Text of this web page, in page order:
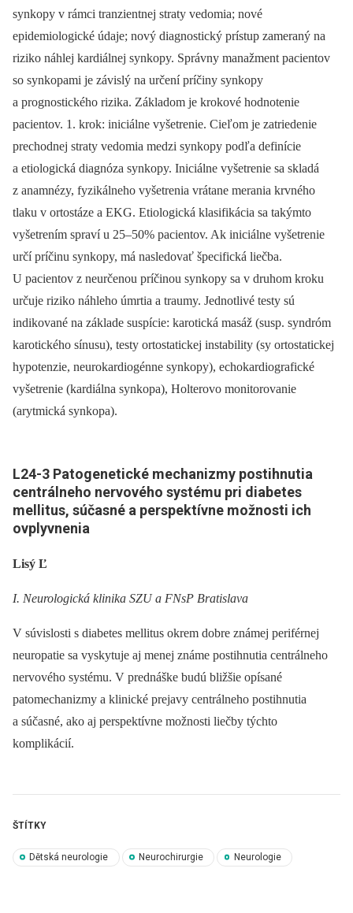
synkopy v rámci tranzientnej straty vedomia; nové
epidemiologické údaje; nový diagnostický prístup zameraný na
riziko náhlej kardiálnej synkopy. Správny manažment pacientov
so synkopami je závislý na určení príčiny synkopy
a prognostického rizika. Základom je krokové hodnotenie
pacientov. 1. krok: iniciálne vyšetrenie. Cieľom je zatriedenie
prechodnej straty vedomia medzi synkopy podľa definície
a etiologická diagnóza synkopy. Iniciálne vyšetrenie sa skladá
z anamnézy, fyzikálneho vyšetrenia vrátane merania krvného
tlaku v ortostáze a EKG. Etiologická klasifikácia sa takýmto
vyšetrením spraví u 25–50% pacientov. Ak iniciálne vyšetrenie
určí príčinu synkopy, má nasledovať špecifická liečba.
U pacientov z neurčenou príčinou synkopy sa v druhom kroku
určuje riziko náhleho úmrtia a traumy. Jednotlivé testy sú
indikované na základe suspície: karotická masáž (susp. syndróm
karotického sínusu), testy ortostatickej instability (sy ortostatickej
hypotenzie, neurokardiogénne synkopy), echokardiografické
vyšetrenie (kardiálna synkopa), Holterovo monitorovanie
(arytmická synkopa).
L24-3 Patogenetické mechanizmy postihnutia
centrálneho nervového systému pri diabetes
mellitus, súčasné a perspektívne možnosti ich
ovplyvnenia
Lisý Ľ
I. Neurologická klinika SZU a FNsP Bratislava
V súvislosti s diabetes mellitus okrem dobre známej periférnej
neuropatie sa vyskytuje aj menej známe postihnutia centrálneho
nervového systému. V prednáške budú bližšie opísané
patomechanizmy a klinické prejavy centrálneho postihnutia
a súčasné, ako aj perspektívne možnosti liečby týchto
komplikácií.
ŠTÍTKY
Dětská neurologie Neurochirurgie Neurologie